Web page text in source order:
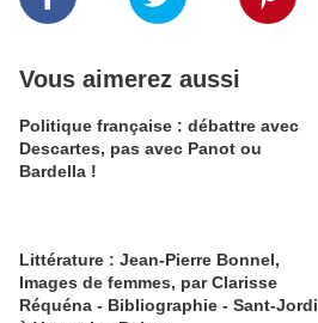
Vous aimerez aussi
Politique française : débattre avec
Descartes, pas avec Panot ou
Bardella !
Littérature : Jean-Pierre Bonnel,
Images de femmes, par Clarisse
Réquéna - Bibliographie - Sant-Jordi